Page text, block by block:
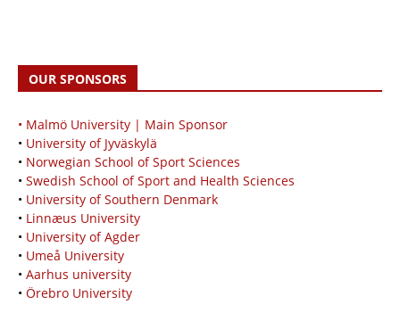
OUR SPONSORS
• Malmö University | Main Sponsor
• University of Jyväskylä
• Norwegian School of Sport Sciences
• Swedish School of Sport and Health Sciences
• University of Southern Denmark
• Linnæus University
• University of Agder
• Umeå University
• Aarhus university
• Örebro University